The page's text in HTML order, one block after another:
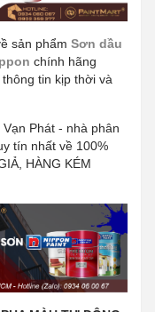
sản phẩm Sơn dầu
chính hãng
tin kịp thời và
Phát - nhà phân
tín nhất về 100%
HÀNG KÉM